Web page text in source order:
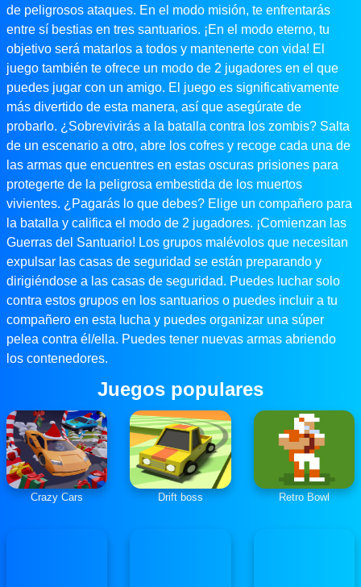
de peligrosos ataques. En el modo misión, te enfrentarás
entre sí bestias en tres santuarios. ¡En el modo eterno, tu
objetivo será matarlos a todos y mantenerte con vida! El
juego también te ofrece un modo de 2 jugadores en el que
puedes jugar con un amigo. El juego es significativamente
más divertido de esta manera, así que asegúrate de
probarlo. ¿Sobrevivirás a la batalla contra los zombis? Salta
de un escenario a otro, abre los cofres y recoge cada una de
las armas que encuentres en estas oscuras prisiones para
protegerte de la peligrosa embestida de los muertos
vivientes. ¿Pagarás lo que debes? Elige un compañero para
la batalla y califica el modo de 2 jugadores. ¡Comienzan las
Guerras del Santuario! Los grupos malévolos que necesitan
expulsar las casas de seguridad se están preparando y
dirigiéndose a las casas de seguridad. Puedes luchar solo
contra estos grupos en los santuarios o puedes incluir a tu
compañero en esta lucha y puedes organizar una súper
pelea contra él/ella. Puedes tener nuevas armas abriendo
los contenedores.
Juegos populares
Crazy Cars Drift boss Retro Bowl